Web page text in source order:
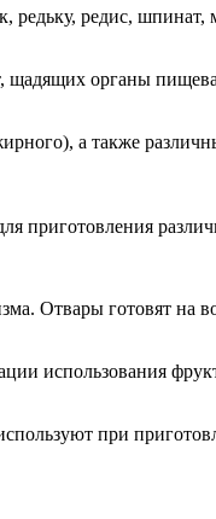
редьку, редис,
щадящих органы
а также
приготовления
Отвары готовят на
использования
при